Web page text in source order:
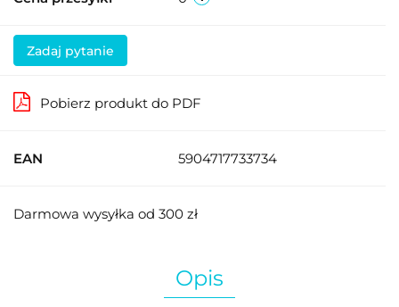
Zadaj pytanie
Pobierz produkt do PDF
EAN 5904717733734
Darmowa wysyłka od 300 zł
Opis